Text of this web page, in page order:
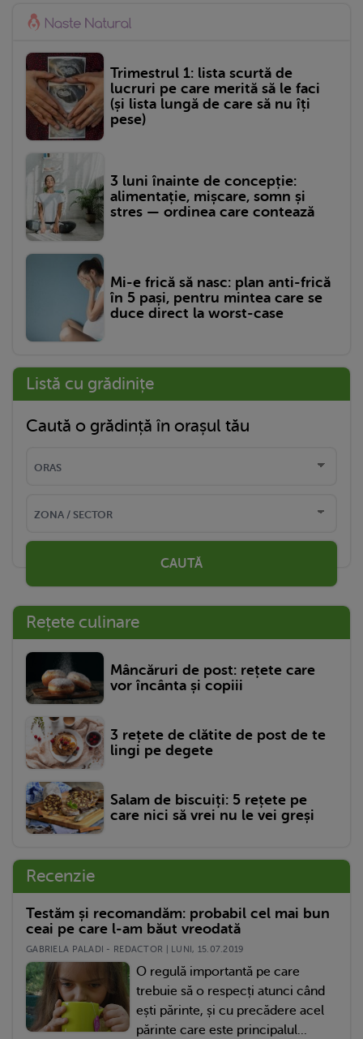
Trimestrul 1: lista scurtă de
lucruri pe care merită să le faci
(și lista lungă de care să nu îți
pese)
3 luni înainte de concepție:
alimentație, mișcare, somn și
stres — ordinea care contează
Mi-e frică să nasc: plan anti-frică
în 5 pași, pentru mintea care se
duce direct la worst-case
Listă cu grădinițe
Caută o grădință în orașul tău
CAUTĂ
Rețete culinare
Mâncăruri de post: rețete care
vor încânta și copiii
3 rețete de clătite de post de te
lingi pe degete
Salam de biscuiți: 5 rețete pe
care nici să vrei nu le vei greși
Recenzie
Testăm și recomandăm: probabil cel mai bun
ceai pe care l-am băut vreodată
GABRIELA PALADI - REDACTOR | LUNI, 15.07.2019
O regulă importantă pe care
trebuie să o respecți atunci când
ești părinte, și cu precădere acel
părinte care este principalul...